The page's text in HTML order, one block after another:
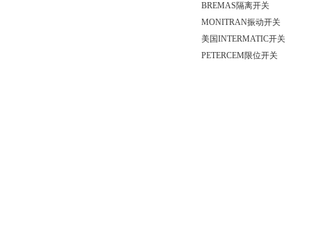
BREMAS隔离开关
MONITRAN振动开关
美国INTERMATIC开关
PETERCEM限位开关